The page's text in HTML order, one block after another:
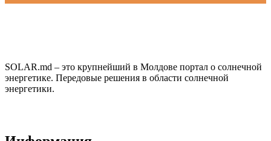
SOLAR.md – это крупнейший в Молдове портал о солнечной
энергетике. Передовые решения в области солнечной
энергетики.